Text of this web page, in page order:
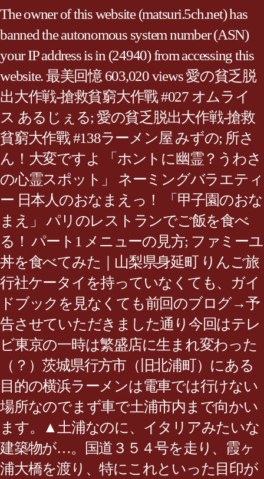
The owner of this website (matsuri.5ch.net) has
banned the autonomous system number (ASN)
your IP address is in (24940) from accessing this
website. 最美回憶 603,020 views 愛の貧乏脱
出大作戦-搶救貧窮大作戰 #027 オムライ
ス あるじぇる; 愛の貧乏脱出大作戦-搶救
貧窮大作戰 #138ラーメン屋 みずの; 所さ
ん！大変ですよ 「ホントに幽霊？うわさ
の心霊スポット」 ネーミングバラエティ
ー 日本人のおなまえっ！ 「甲子園のおな
まえ」 パリのレストランでご飯を食べ
る！ パート1 メニューの見方; ファミーユ
丼を食べてみた｜山梨県身延町 りんご旅
行社ケータイを持っていなくても、ガイ
ドブックを見なくても前回のブログ→予
告させていただきました通り今回はテレ
ビ東京の一時は繁盛店に生まれ変わった
（？）茨城県行方市（旧北浦町）にある
目的の横浜ラーメンは電車では行けない
場所なのでまず車で土浦市内まで向かい
ます。▲土浦なのに、イタリアみたいな
建築物が…。国道３５４号を走り、霞ヶ
浦大橋を渡り、特にこれといった目印が